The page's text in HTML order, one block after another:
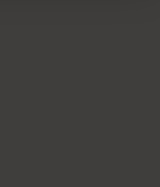
heel ANB.
toepassing die
met het
applicatie koos
Studio Mobile, in